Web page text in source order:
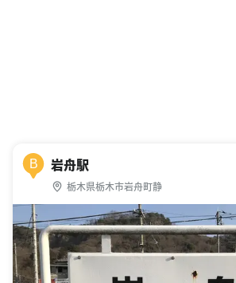
B 岩舟駅
栃木県栃木市岩舟町静